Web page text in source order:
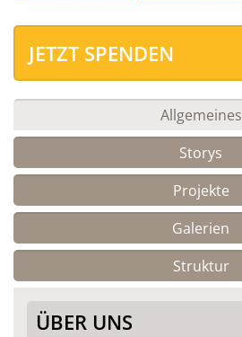
JETZT SPENDEN
Allgemeines
Storys
Projekte
Galerien
Struktur
ÜBER UNS